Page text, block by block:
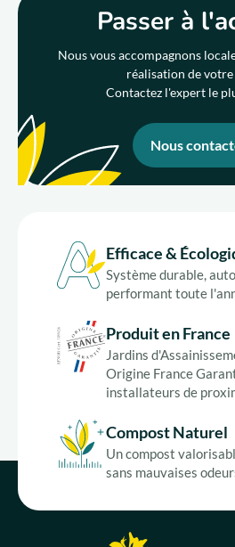
Passer à
Nous vous accompagnons
réalisation de
Contactez l'expert le
Nous
Efficace &
Système durable,
performant toute
Produit en France
Jardins
Origine France
installateurs de
Compost Naturel
Un compost
sans mauvaises